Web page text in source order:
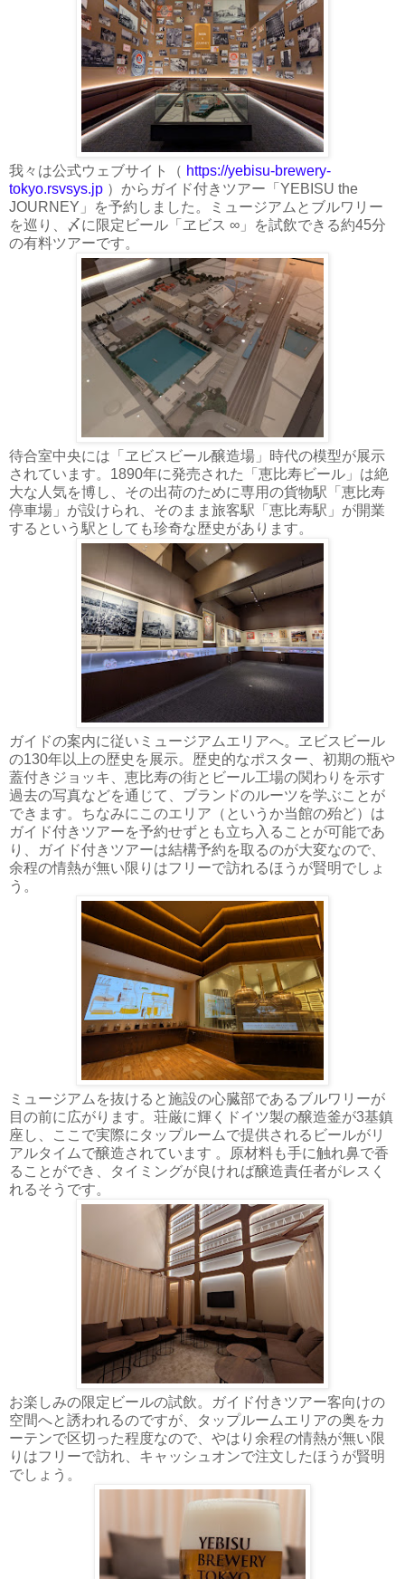
我々は公式ウェブサイト（ https://yebisu-brewery-
tokyo.rsvsys.jp ）からガイド付きツアー「YEBISU the
JOURNEY」を予約しました。ミュージアムとブルワリー
を巡り、〆に限定ビール「ヱビス ∞」を試飲できる約45分
の有料ツアーです。
待合室中央には「ヱビスビール醸造場」時代の模型が展示
されています。1890年に発売された「恵比寿ビール」は絶
大な人気を博し、その出荷のために専用の貨物駅「恵比寿
停車場」が設けられ、そのまま旅客駅「恵比寿駅」が開業
するという駅としても珍奇な歴史があります。
ガイドの案内に従いミュージアムエリアへ。ヱビスビール
の130年以上の歴史を展示。歴史的なポスター、初期の瓶や
蓋付きジョッキ、恵比寿の街とビール工場の関わりを示す
過去の写真などを通じて、ブランドのルーツを学ぶことが
できます。ちなみにこのエリア（というか当館の殆ど）は
ガイド付きツアーを予約せずとも立ち入ることが可能であ
り、ガイド付きツアーは結構予約を取るのが大変なので、
余程の情熱が無い限りはフリーで訪れるほうが賢明でしょ
う。
ミュージアムを抜けると施設の心臓部であるブルワリーが
目の前に広がります。荘厳に輝くドイツ製の醸造釜が3基鎮
座し、ここで実際にタップルームで提供されるビールがリ
アルタイムで醸造されています 。原材料も手に触れ鼻で香
ることができ、タイミングが良ければ醸造責任者がレスく
れるそうです。
お楽しみの限定ビールの試飲。ガイド付きツアー客向けの
空間へと誘われるのですが、タップルームエリアの奥をカ
ーテンで区切った程度なので、やはり余程の情熱が無い限
りはフリーで訪れ、キャッシュオンで注文したほうが賢明
でしょう。